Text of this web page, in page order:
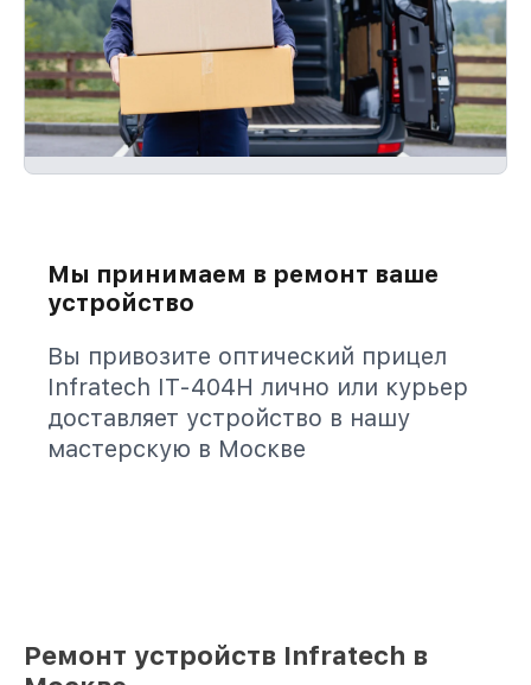
Мы принимаем в ремонт ваше
устройство
Вы привозите оптический прицел
Infratech IT-404H лично или курьер
доставляет устройство в нашу
мастерскую в Москве
Ремонт устройств Infratech в